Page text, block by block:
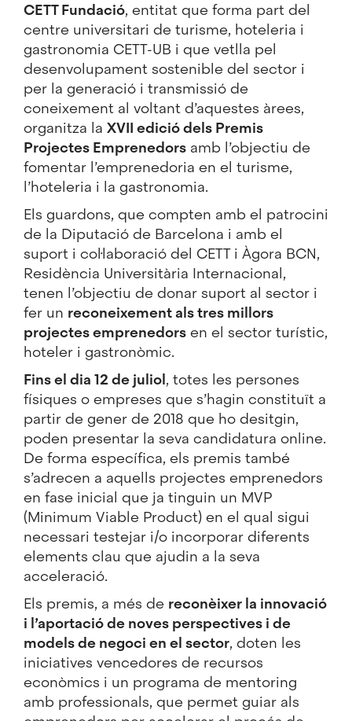
CETT Fundació, entitat que forma part del
centre universitari de turisme, hoteleria i
gastronomia CETT-UB i que vetlla pel
desenvolupament sostenible del sector i
per la generació i transmissió de
coneixement al voltant d’aquestes àrees,
organitza la XVII edició dels Premis
Projectes Emprenedors amb l’objectiu de
fomentar l’emprenedoria en el turisme,
l’hoteleria i la gastronomia.
Els guardons, que compten amb el patrocini
de la Diputació de Barcelona i amb el
suport i col·laboració del CETT i Àgora BCN,
Residència Universitària Internacional,
tenen l’objectiu de donar suport al sector i
fer un reconeixement als tres millors
projectes emprenedors en el sector turístic,
hoteler i gastronòmic.
Fins el dia 12 de juliol, totes les persones
físiques o empreses que s’hagin constituït a
partir de gener de 2018 que ho desitgin,
poden presentar la seva candidatura online.
De forma específica, els premis també
s’adrecen a aquells projectes emprenedors
en fase inicial que ja tinguin un MVP
(Minimum Viable Product) en el qual sigui
necessari testejar i/o incorporar diferents
elements clau que ajudin a la seva
acceleració.
Els premis, a més de reconèixer la innovació
i l’aportació de noves perspectives i de
models de negoci en el sector, doten les
iniciatives vencedores de recursos
econòmics i un programa de mentoring
amb professionals, que permet guiar als